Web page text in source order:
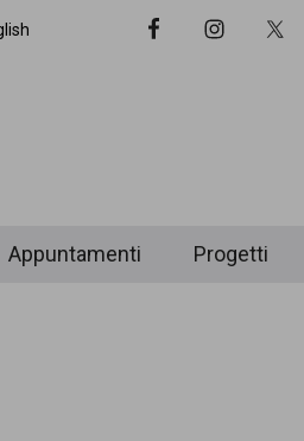
Nav
Appuntamenti Progetti